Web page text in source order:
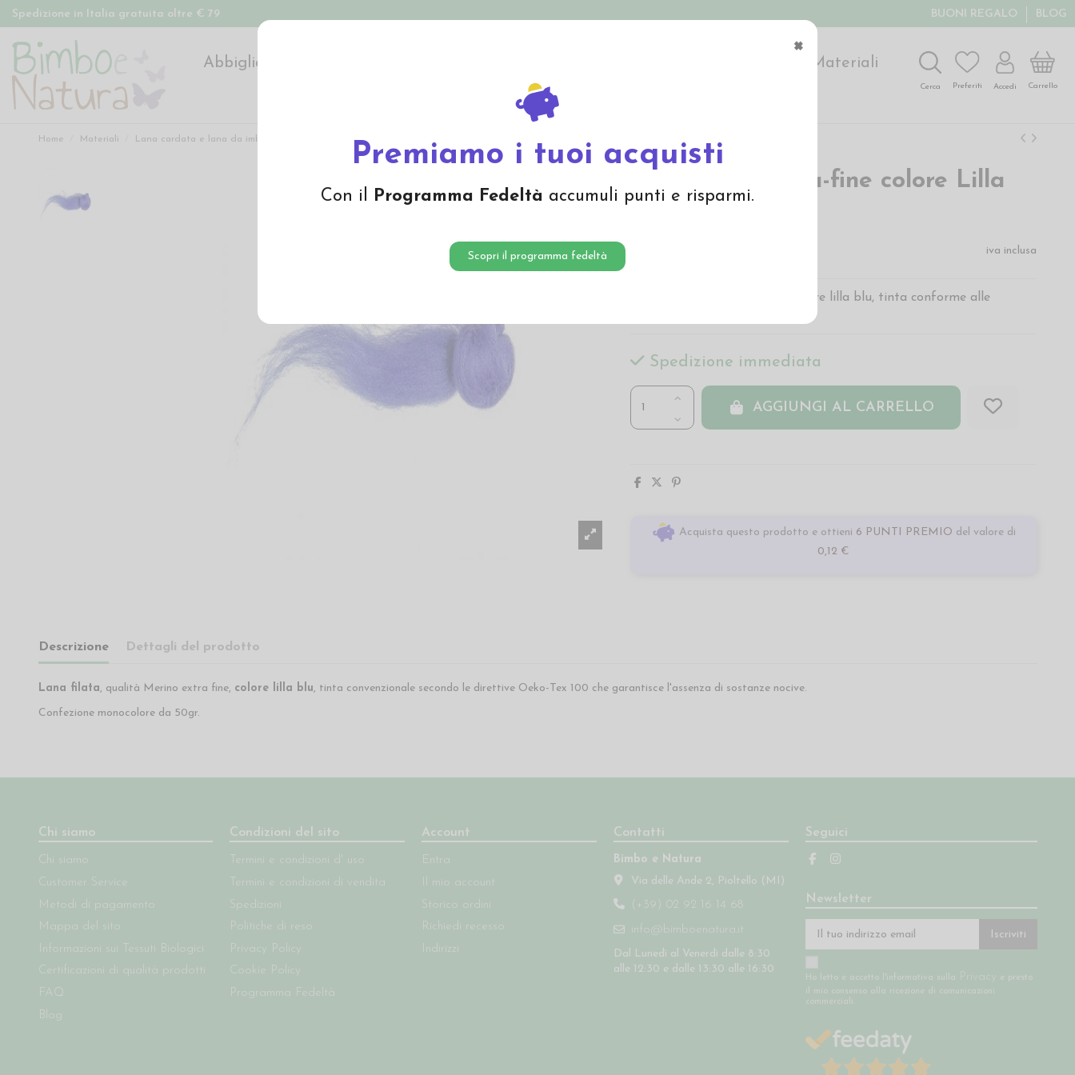
×
Premiamo i tuoi acquisti
Con il Programma Fedeltà accumuli punti e risparmi.
Scopri il programma fedeltà
Spedizione in Italia gratuita oltre € 79 BUONI REGALO BLOG
Abbigliamento
Materiali
Offerte
Cerca Preferiti Accedi Carrello
Home Materiali Lana cardata e lana da imbottitura Lana a fibra lunga
Lana filata extra-fine colore Lilla
Blu 235
iva inclusa
Lana cardata a fibra lunga colore lilla blu, tinta conforme alle
Spedizione immediata
AGGIUNGI AL CARRELLO
Acquista questo prodotto e ottieni 6 PUNTI PREMIO del valore di
0,12 €
Descrizione Dettagli del prodotto
Lana filata, qualità Merino extra fine, colore lilla blu, tinta convenzionale secondo le direttive Oeko-Tex 100 che garantisce l'assenza di sostanze nocive.
Confezione monocolore da 50gr.
Chi siamo
Chi siamo
Customer Service
Metodi di pagamento
Mappa del sito
Informazioni sui Tessuti Biologici
Certificazioni di qualità prodotti
FAQ
Blog
Condizioni del sito
Termini e condizioni d' uso
Termini e condizioni di vendita
Spedizioni
Politiche di reso
Privacy Policy
Cookie Policy
Programma Fedeltà
Account
Entra
Il mio account
Storico ordini
Richiedi recesso
Indirizzi
Contatti
Bimbo e Natura
Via delle Ande 2, Pioltello (MI)
(+39) 02 92 16 14 68
info@bimboenatura.it
Dal Lunedì al Venerdì dalle 8:30
alle 12:30 e dalle 13:30 alle 16:30
Seguici
Newsletter
Iscriviti
Ho letto e accetto l'informativa sulla Privacy
e presto
il mio consenso alla ricezione di comunicazioni
commerciali.